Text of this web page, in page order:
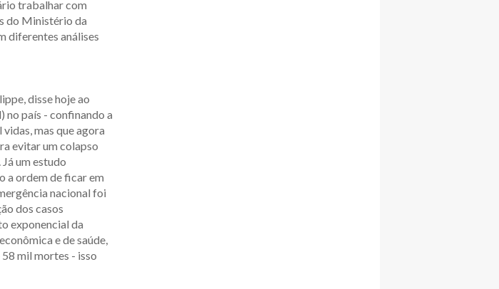
trabalhar com
do Ministério da
diferentes análises
disse hoje ao
no país - confinando a
mas que agora
evitar um colapso
. Já um estudo
a ordem de ficar em
nacional foi
dos casos
exponencial da
e de saúde,
mil mortes - isso